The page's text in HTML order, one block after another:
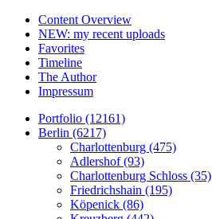
Content Overview
NEW: my recent uploads
Favorites
Timeline
The Author
Impressum
Portfolio (12161)
Berlin (6217)
Charlottenburg (475)
Adlershof (93)
Charlottenburg Schloss (35)
Friedrichshain (195)
Köpenick (86)